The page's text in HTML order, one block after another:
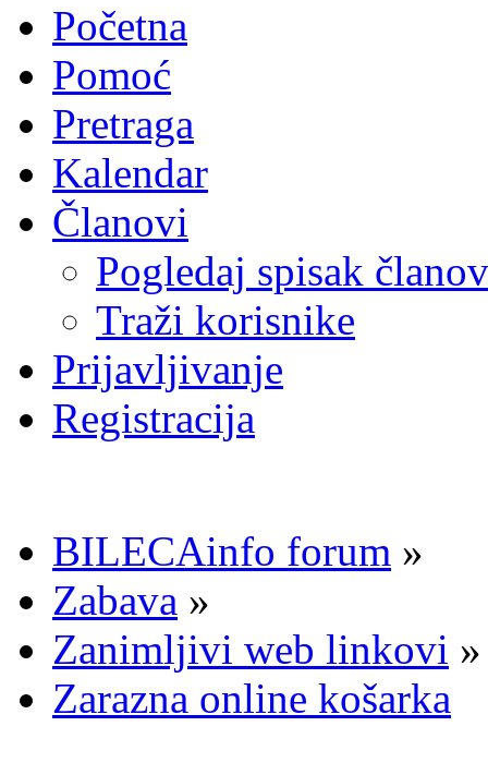
Početna
Pomoć
Pretraga
Kalendar
Članovi
Pogledaj spisak
Traži korisnike
Prijavljivanje
Registracija
BILECAinfo forum »
Zabava »
Zanimljivi web linkovi »
Zarazna online košarka